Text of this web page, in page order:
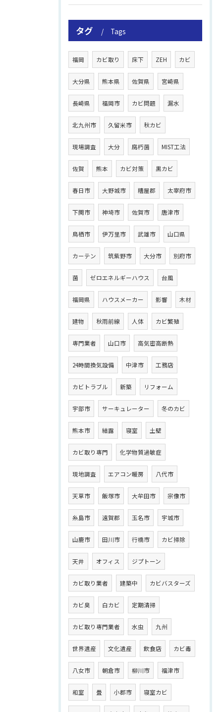
タグ Tags
福岡 カビ取り 床下 ZEH カビ
大分県 熊本県 佐賀県 宮崎県
長崎県 福岡市 カビ問題 漏水
北九州市 久留米市 秋カビ
現場調査 大分 腐朽菌 MIST工法
佐賀 熊本 カビ対策 黒カビ
春日市 大野城市 糟屋郡 太宰府市
下関市 神埼市 佐賀市 唐津市
鳥栖市 伊万里市 武雄市 山口県
カーテン 筑紫野市 大分市 別府市
菌 ゼロエネルギーハウス 台風
福岡県 ハウスメーカー 影響 木材
建物 秋雨前線 人体 カビ繁殖
専門業者 山口市 高気密高断熱
24時間換気設備 中津市 工務店
カビトラブル 新築 リフォーム
宇部市 サーキュレーター 冬のカビ
熊本市 結露 寝室 土壁
カビ取り専門 化学物質過敏症
現地調査 エアコン暖房 八代市
天草市 飯塚市 大牟田市 宗像市
糸島市 遠賀郡 玉名市 宇城市
山鹿市 田川市 行橋市 カビ掃除
天井 オフィス ジプトーン
カビ取り業者 建築中 カビバスターズ
カビ臭 白カビ 定期清掃
カビ取り専門業者 水虫 九州
世界遺産 文化遺産 飲食店 カビ毒
八女市 朝倉市 柳川市 福津市
和室 畳 小郡市 寝室カビ